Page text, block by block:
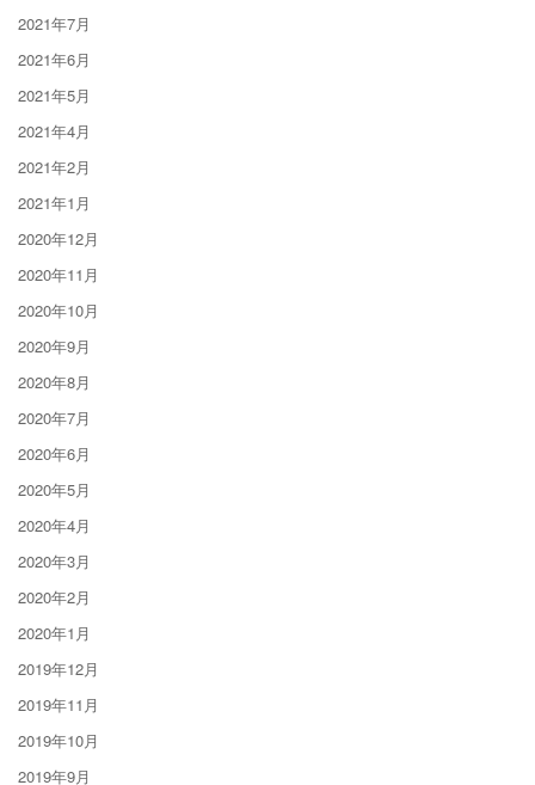
2021年7月
2021年6月
2021年5月
2021年4月
2021年2月
2021年1月
2020年12月
2020年11月
2020年10月
2020年9月
2020年8月
2020年7月
2020年6月
2020年5月
2020年4月
2020年3月
2020年2月
2020年1月
2019年12月
2019年11月
2019年10月
2019年9月